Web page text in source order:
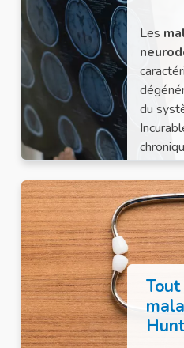
Les
du
déclin
rapide.